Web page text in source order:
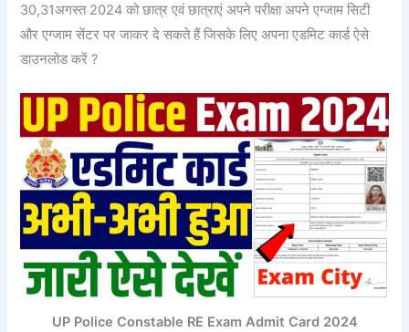
30,31अगस्त 2024 को छात्र एवं छात्राएं अपने परीक्षा अपने एग्जाम सिटी
और एग्जाम सेंटर पर जाकर दे सकते हैं जिसके लिए अपना एडमिट कार्ड ऐसे
डाउनलोड करें ?
UP Police Constable RE Exam Admit Card 2024